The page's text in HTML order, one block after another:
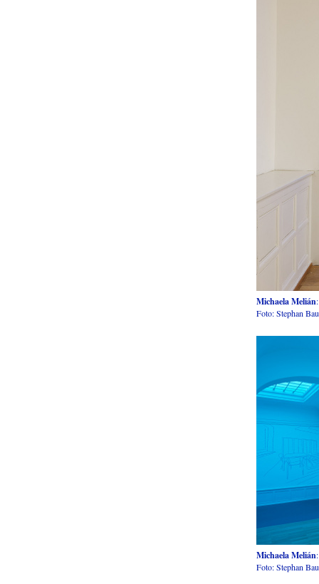
Michaela Melián
Foto: Stephan
Michaela Melián
Foto: Stephan